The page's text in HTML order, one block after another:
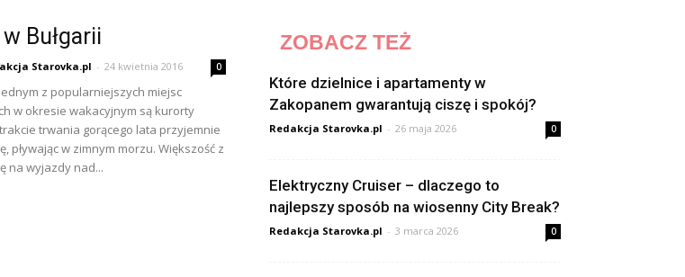
Bułgarii
Starovka.pl - 24 kwietnia 2016 0
z popularniejszych miejsc
w okresie wakacyjnym są kurorty
trwania gorącego lata przyjemnie
pływając w zimnym morzu. Większość z
na wyjazdy nad...
ZOBACZ TEŻ
Które dzielnice i apartamenty w
Zakopanem gwarantują ciszę i spokój?
Redakcja Starovka.pl - 26 maja 2026 0
Elektryczny Cruiser – dlaczego to
najlepszy sposób na wiosenny City Break?
Redakcja Starovka.pl - 3 marca 2026 0